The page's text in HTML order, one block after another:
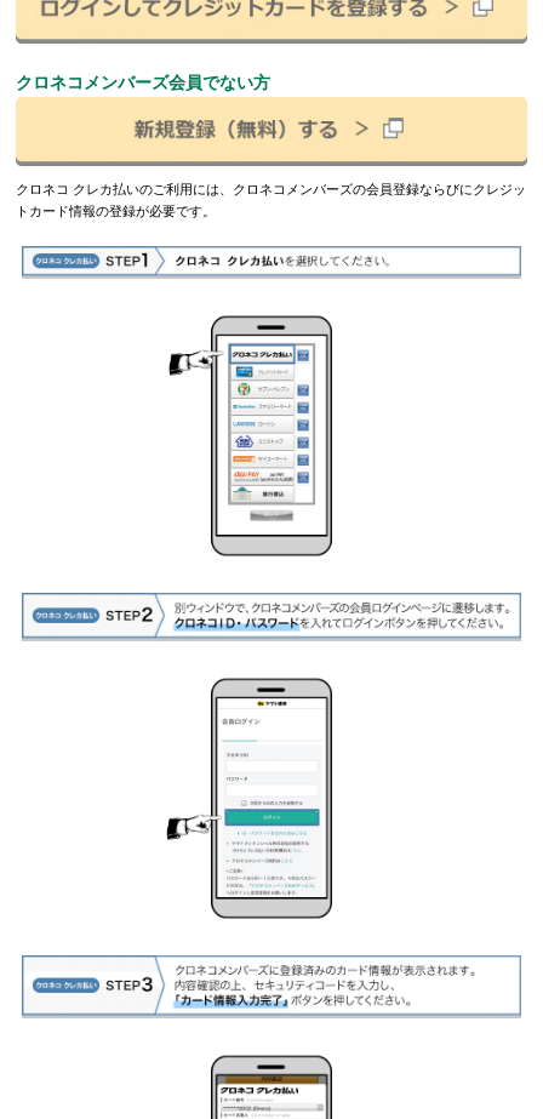
クロネコメンバーズ会員でない方
クロネコ クレカ払いのご利用には、クロネコメンバーズの会員登録ならびにクレジッ
トカード情報の登録が必要です。